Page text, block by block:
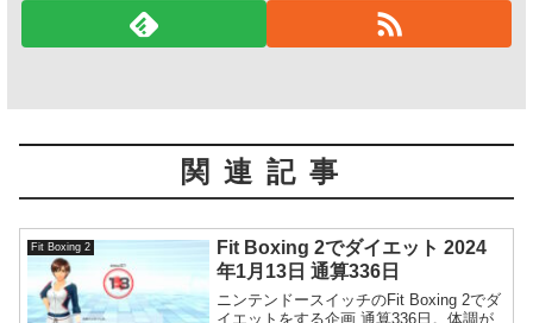
関連記事
Fit Boxing 2
Fit Boxing 2でダイエット 2024
年1月13日 通算336日
ニンテンドースイッチのFit Boxing 2でダ
イエットをする企画 通算336日。体調が